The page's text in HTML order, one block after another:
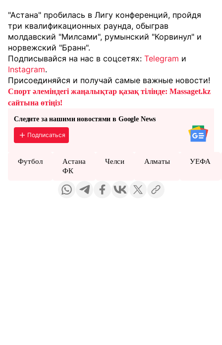
"Астана" пробилась в Лигу конференций, пройдя
три квалификационных раунда, обыграв
молдавский "Милсами", румынский "Корвинул" и
норвежский "Бранн".
Подписывайся на нас в соцсетях: Telegram и
Instagram.
Присоединяйся и получай самые важные новости!
Спорт әлеміндегі жаңалықтар қазақ тілінде: Massaget.kz
сайтына өтіңіз!
Следите за нашими новостями в Google News
Подписаться
Футбол
Астана
ФК
Челси Алматы УЕФА